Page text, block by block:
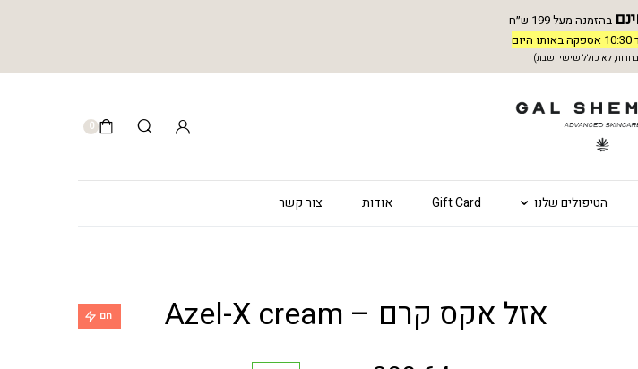
בהזמנה מעל 199 ש״ח
לא כולל שישי ושבת)
0
הטיפולים שלנו Gift Card אודות צור קשר
אזל אקס קרם – Azel-X cream חם